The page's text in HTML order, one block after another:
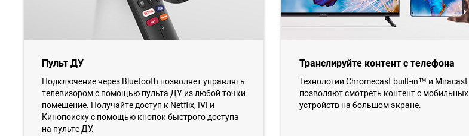
Пульт ДУ
Подключение через Bluetooth позволяет управлять
телевизором с помощью пульта ДУ из любой точки
помещение. Получайте доступ к Netflix, IVI и
Кинопоиску с помощью кнопок быстрого доступа
на пульте ДУ.
Транслируйте контент с телефона
Технологии Chromecast built-in™ и Miracast
позволяют смотреть контент с мобильных
устройств на большом экране.